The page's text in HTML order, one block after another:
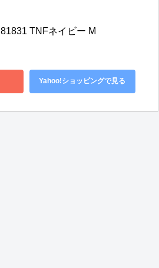
TNFネイビー M
Yahoo!ショッピングで見る